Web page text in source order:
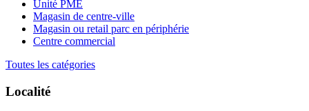
Unité PME
Magasin de centre-ville
Magasin ou retail parc en périphérie
Centre commercial
Toutes les catégories
Localité